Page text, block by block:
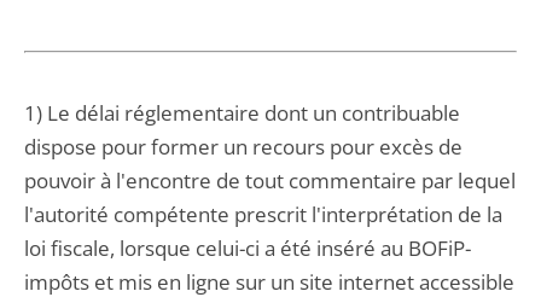
1) Le délai réglementaire dont un contribuable
dispose pour former un recours pour excès de
pouvoir à l'encontre de tout commentaire par lequel
l'autorité compétente prescrit l'interprétation de la
loi fiscale, lorsque celui-ci a été inséré au BOFiP-
impôts et mis en ligne sur un site internet accessible